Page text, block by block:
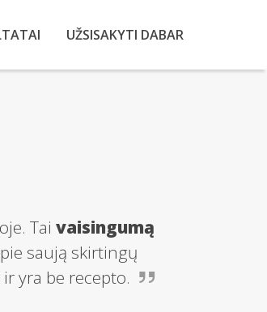
UŽSISAKYTI DABAR
Tai vaisingumą
saują skirtingų
yra be recepto.